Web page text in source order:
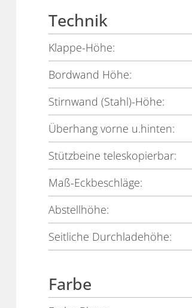
Technik
Klappe-Höhe:
Bordwand Höhe:
Stirnwand (Stahl)-Höhe:
Überhang vorne u.hinten:
Stützbeine teleskopierbar:
Maß-Eckbeschläge:
Abstellhöhe:
Seitliche Durchladehöhe:
Farbe